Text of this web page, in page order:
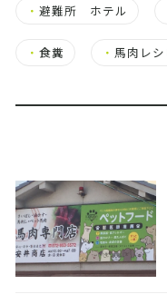
・ 避難所 ホテル
・ 食糞 ・ 馬肉レシ